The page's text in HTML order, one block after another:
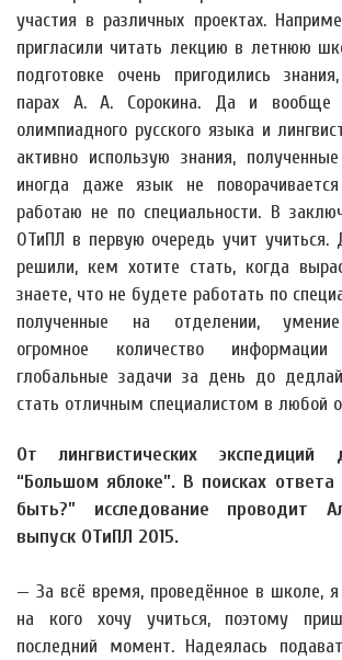
участия в различных проектах.
пригласили читать лекцию в летнюю
подготовке очень пригодились
парах А. А. Сорокина. Да и вообще
олимпиадного русского языка и
активно использую знания,
иногда даже язык не
работаю не по специальности. В
ОТиПЛ в первую очередь учит
решили, кем хотите стать, когда
знаете, что не будете работать по
полученные на отделении,
огромное количество
глобальные задачи за день до
стать отличным специалистом в любой
От лингвистических
“Большом яблоке”. В поисках
быть?” исследование проводит
выпуск ОТиПЛ 2015.
— За всё время, проведённое в школе,
на кого хочу учиться, поэтому
последний момент. Надеялась